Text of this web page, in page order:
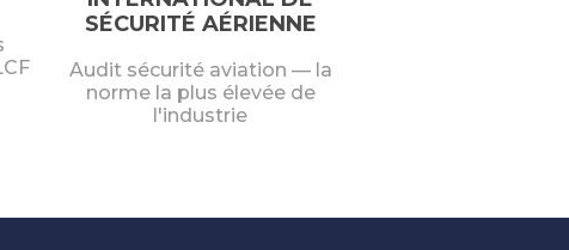
SÉCURITÉ AÉRIENNE
Audit sécurité aviation — la
norme la plus élevée de
l'industrie